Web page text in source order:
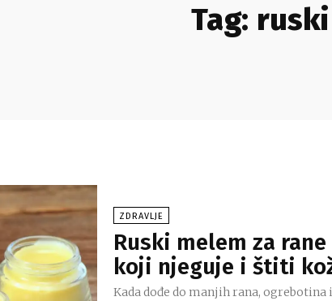
Tag:
ZDRAVLJE
Ruski melem za
koji njeguje i štiti
Kada dođe do manjih rana,